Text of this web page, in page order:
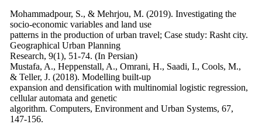
Mohammadpour, S., & Mehrjou, M. (2019). Investigating the
socio-economic variables and land use
patterns in the production of urban travel; Case study: Rasht city.
Geographical Urban Planning
Research, 9(1), 51-74. (In Persian)
Mustafa, A., Heppenstall, A., Omrani, H., Saadi, I., Cools, M.,
& Teller, J. (2018). Modelling built-up
expansion and densification with multinomial logistic regression,
cellular automata and genetic
algorithm. Computers, Environment and Urban Systems, 67,
147-156.